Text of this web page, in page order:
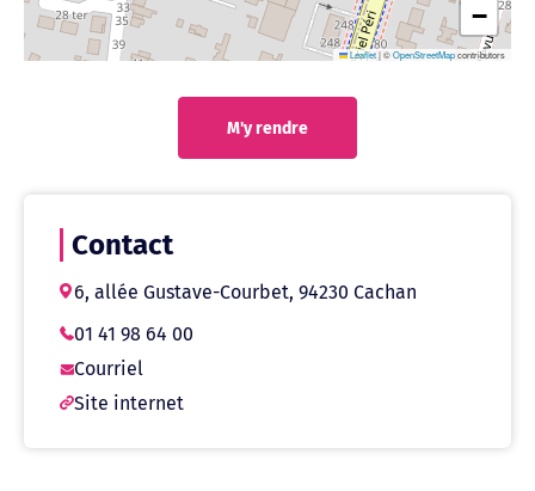
−
Leaflet|©OpenStreetMapcontributors
M'y rendre
Contact
6, allée Gustave-Courbet, 94230 Cachan
01 41 98 64 00
Courriel
Site internet